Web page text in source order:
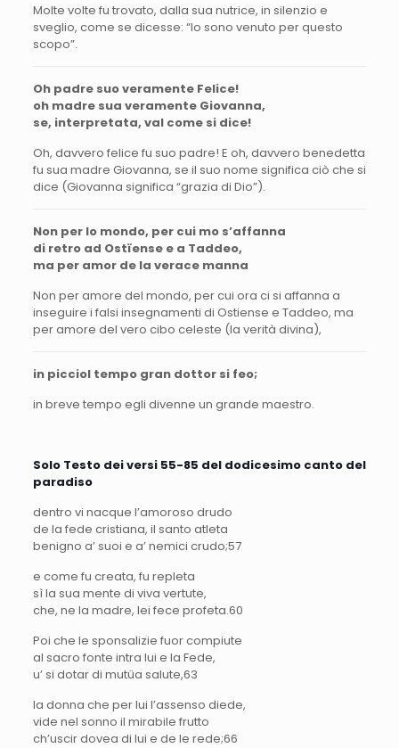
Molte volte fu trovato, dalla sua nutrice, in silenzio e
sveglio, come se dicesse: “Io sono venuto per questo
scopo”.
Oh padre suo veramente Felice!
oh madre sua veramente Giovanna,
se, interpretata, val come si dice!
Oh, davvero felice fu suo padre! E oh, davvero benedetta
fu sua madre Giovanna, se il suo nome significa ciò che si
dice (Giovanna significa “grazia di Dio”).
Non per lo mondo, per cui mo s’affanna
di retro ad Ostïense e a Taddeo,
ma per amor de la verace manna
Non per amore del mondo, per cui ora ci si affanna a
inseguire i falsi insegnamenti di Ostiense e Taddeo, ma
per amore del vero cibo celeste (la verità divina),
in picciol tempo gran dottor si feo;
in breve tempo egli divenne un grande maestro.
Solo Testo dei versi 55-85 del dodicesimo canto del
paradiso
dentro vi nacque l’amoroso drudo
de la fede cristiana, il santo atleta
benigno a’ suoi e a’ nemici crudo;57
e come fu creata, fu repleta
sì la sua mente di viva vertute,
che, ne la madre, lei fece profeta.60
Poi che le sponsalizie fuor compiute
al sacro fonte intra lui e la Fede,
u’ si dotar di mutüa salute,63
la donna che per lui l’assenso diede,
vide nel sonno il mirabile frutto
ch’uscir dovea di lui e de le rede;66